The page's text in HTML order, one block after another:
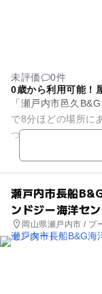
未評価
0件
0歳から利用可能！
「瀬戸内市邑久
で8分ほどの場所に
ついていますので
瀬戸内市長船
ンドジー海洋セン
岡山県瀬戸内市 / プ